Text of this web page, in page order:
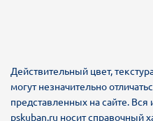
Действительный цвет,
могут незначительно
представленных на сайте.
pskuban.ru носит справочный